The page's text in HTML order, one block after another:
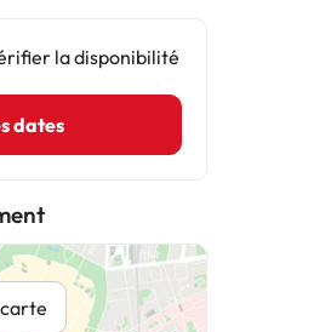
la disponibilité
dates